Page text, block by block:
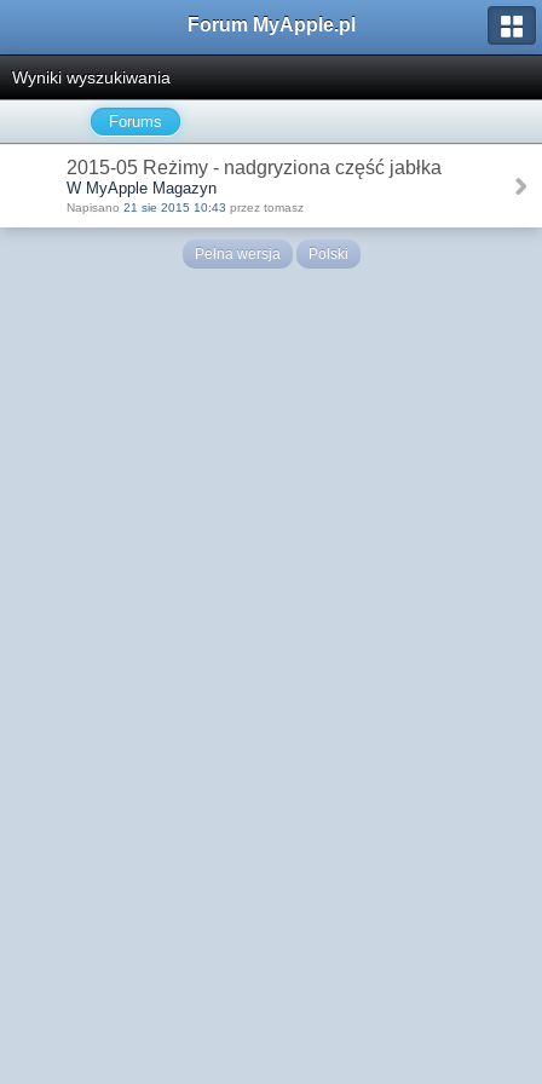
Forum MyApple.pl
Wyniki wyszukiwania
Forums
2015-05 Reżimy - nadgryziona część jabłka
W MyApple Magazyn
Napisano 21 sie 2015 10:43 przez tomasz
Pełna wersja Polski